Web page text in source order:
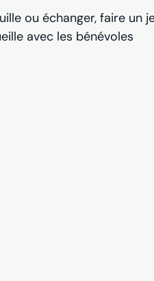
ou échanger, faire un
avec les bénévoles